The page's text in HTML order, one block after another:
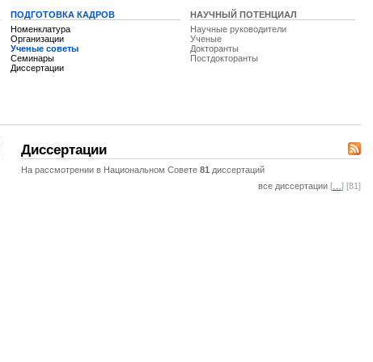
ПОДГОТОВКА КАДРОВ
Номенклатура
Организации
Ученые советы
Семинары
Диссертации
НАУЧНЫЙ ПОТЕНЦИАЛ
Научные руководители
Ученые
Докторанты
Постдокторанты
Диссертации
На рассмотрении в Национальном Совете 81 диссертаций
все диссертации [ ] [81]